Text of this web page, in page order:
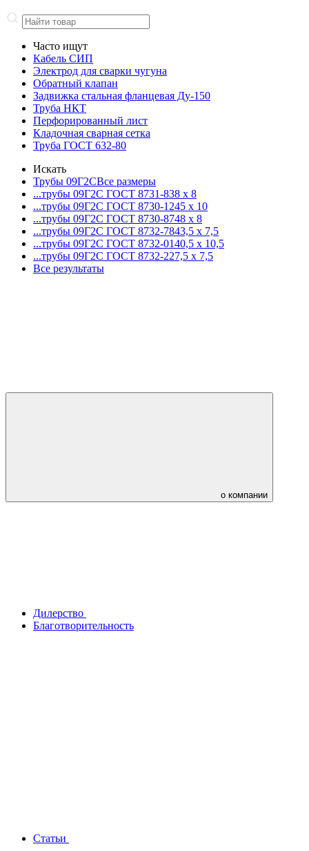
Часто ищут
Кабель СИП
Электрод для сварки чугуна
Обратный клапан
Задвижка стальная фланцевая Ду-150
Труба НКТ
Перфорированный лист
Кладочная сварная сетка
Труба ГОСТ 632-80
Искать
Трубы 09Г2СВсе размеры
...трубы 09Г2С ГОСТ 8731-838 x 8
...трубы 09Г2С ГОСТ 8730-1245 x 10
...трубы 09Г2С ГОСТ 8730-8748 x 8
...трубы 09Г2С ГОСТ 8732-7843,5 x 7,5
...трубы 09Г2С ГОСТ 8732-0140,5 x 10,5
...трубы 09Г2С ГОСТ 8732-227,5 x 7,5
Все результаты
о компании
Дилерство
Благотворительность
Статьи